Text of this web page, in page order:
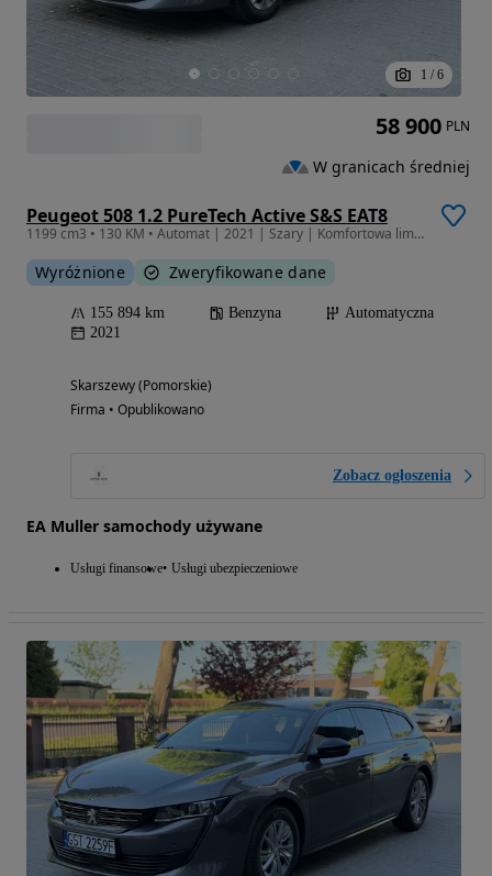
1 / 6
Peugeot 508 1.2 PureTech Active S&S EAT8
1199 cm3 • 130 KM • Automat | 2021 | Szary | Komfortowa limuzyna | Nowoczesny design
Wyróżnione Zweryfikowane dane
155 894 km Benzyna
Automatyczna
2021
Skarszewy (Pomorskie)
Firma • Opublikowano
Zobacz ogłoszenia
EA Muller samochody używane
Usługi finansowe Usługi ubezpieczeniowe
58 900 PLN
W granicach średniej